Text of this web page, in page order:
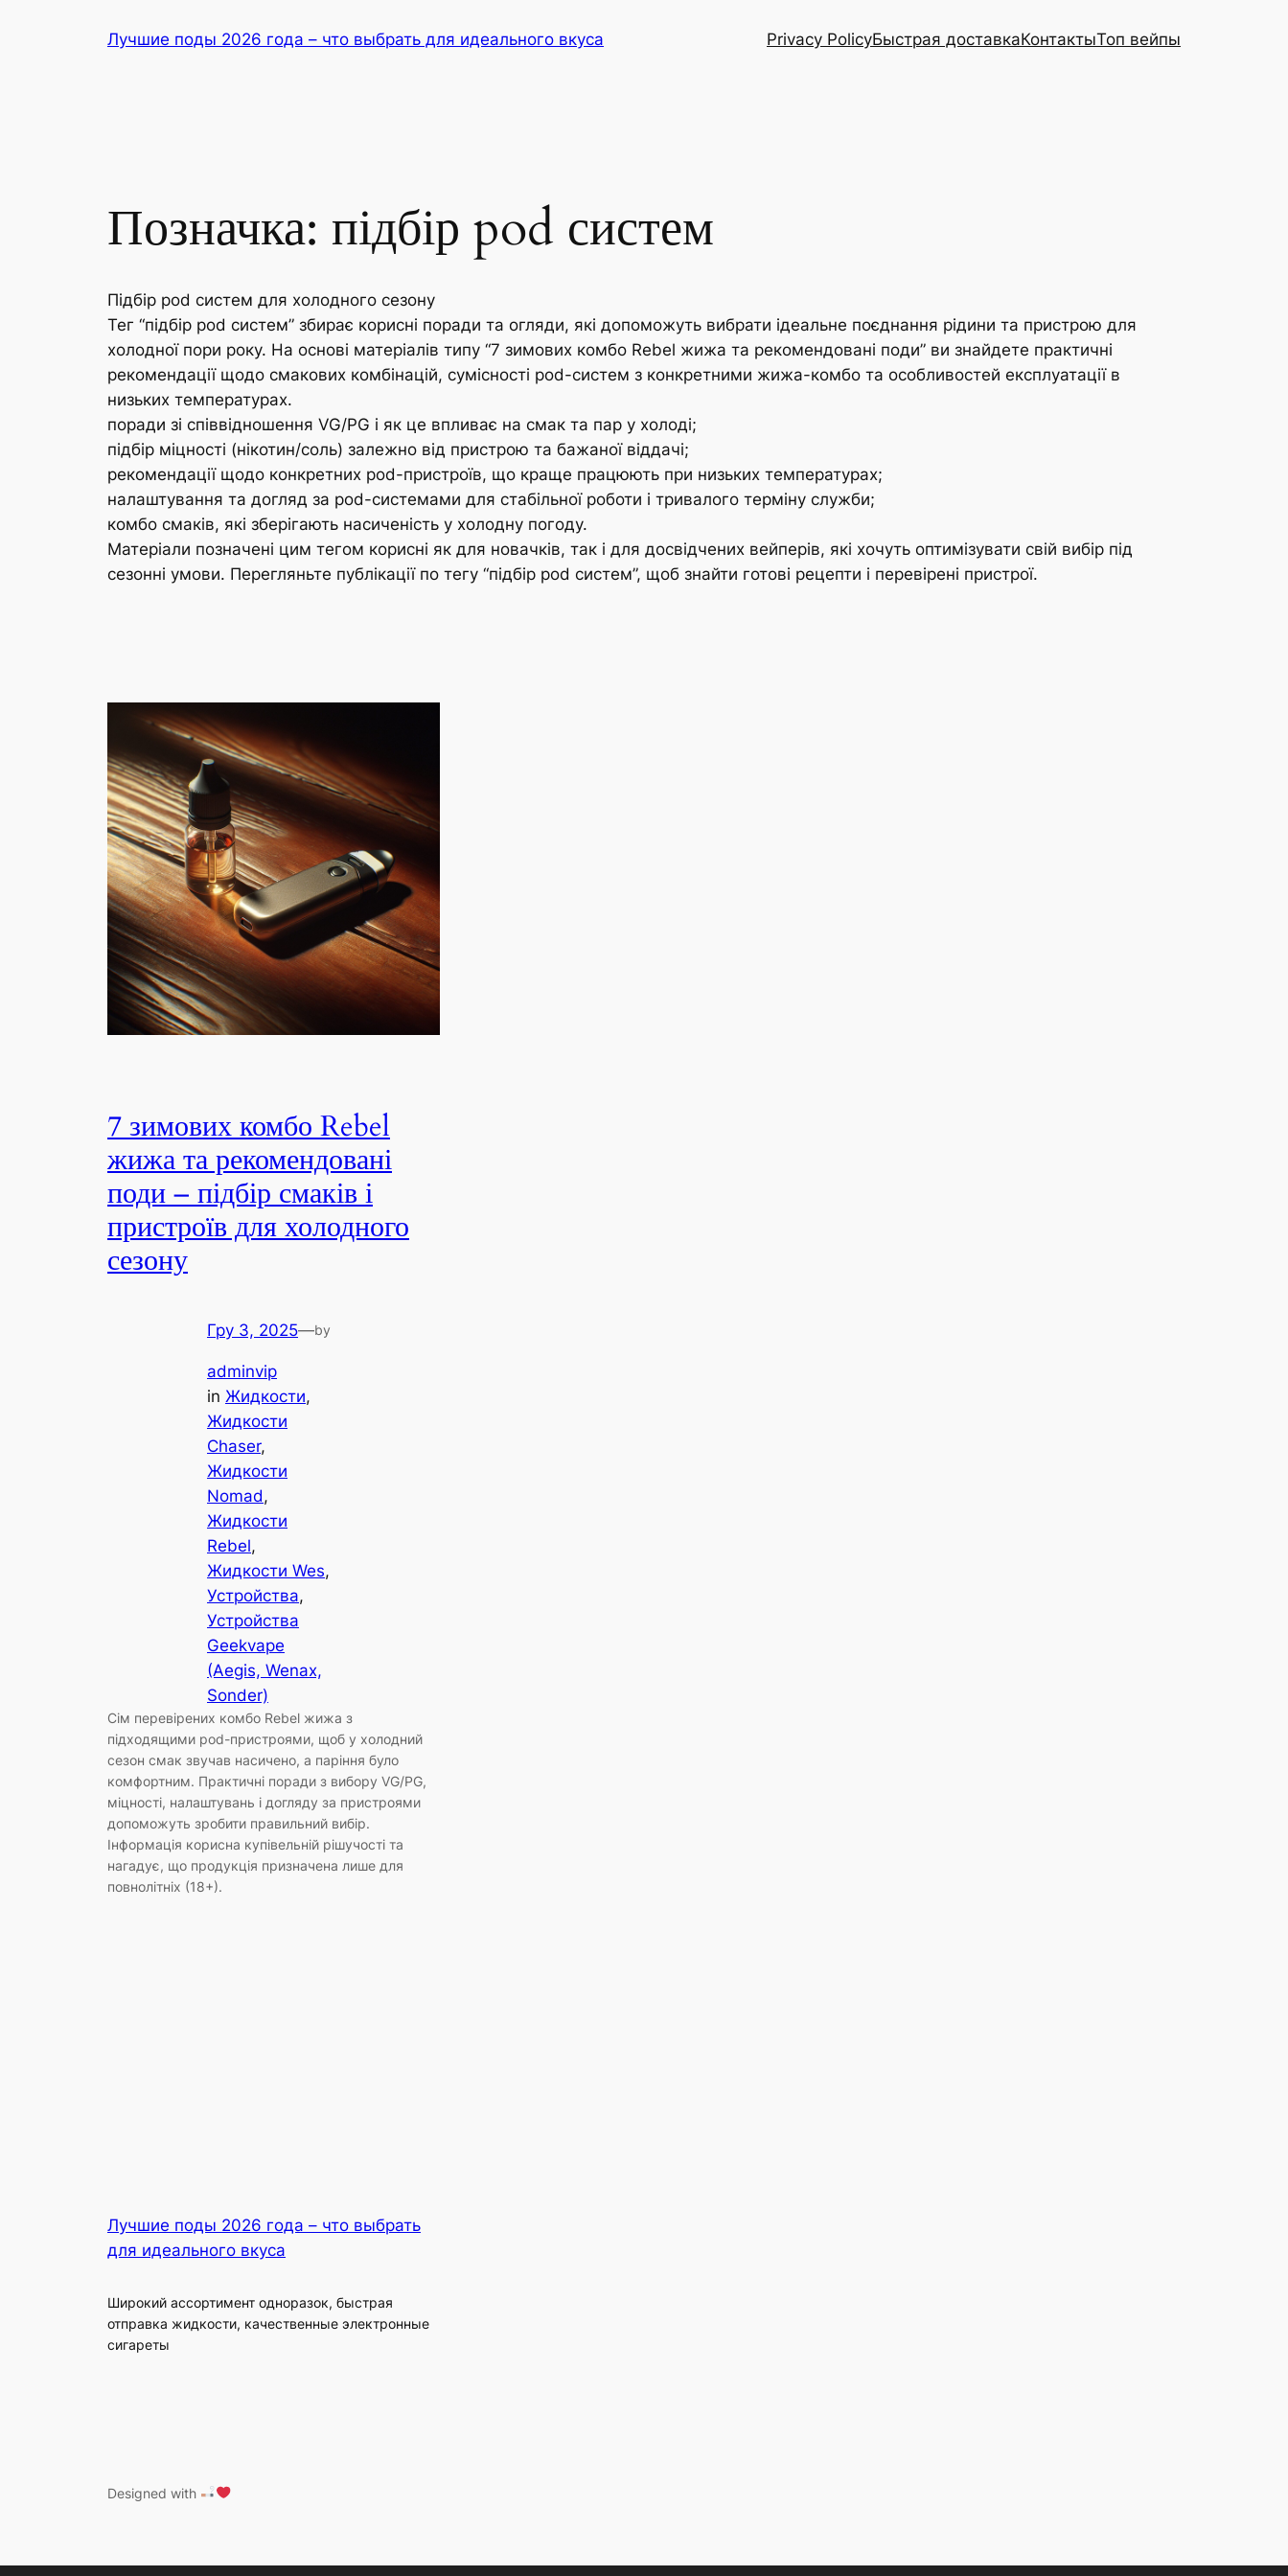
Лучшие поды 2026 года – что выбрать для идеального вкуса Privacy PolicyБыстрая доставкаКонтактыТоп вейпы
Позначка: підбір pod систем
Підбір pod систем для холодного сезону
Тег “підбір pod систем” збирає корисні поради та огляди, які допоможуть вибрати ідеальне поєднання рідини та пристрою для
холодної пори року. На основі матеріалів типу “7 зимових комбо Rebel жижа та рекомендовані поди” ви знайдете практичні
рекомендації щодо смакових комбінацій, сумісності pod-систем з конкретними жижа-комбо та особливостей експлуатації в
низьких температурах.
поради зі співвідношення VG/PG і як це впливає на смак та пар у холоді;
підбір міцності (нікотин/соль) залежно від пристрою та бажаної віддачі;
рекомендації щодо конкретних pod-пристроїв, що краще працюють при низьких температурах;
налаштування та догляд за pod-системами для стабільної роботи і тривалого терміну служби;
комбо смаків, які зберігають насиченість у холодну погоду.
Матеріали позначені цим тегом корисні як для новачків, так і для досвідчених вейперів, які хочуть оптимізувати свій вибір під
сезонні умови. Перегляньте публікації по тегу “підбір pod систем”, щоб знайти готові рецепти і перевірені пристрої.
7 зимових комбо Rebel
жижа та рекомендовані
поди – підбір смаків і
пристроїв для холодного
сезону
Гру 3, 2025—by
adminvip
in Жидкости
Жидкости
Chaser
Жидкости
Nomad
Жидкости
Rebel
Жидкости Wes
Устройства
Устройства
Geekvape
(Aegis, Wenax,
Sonder)
Сім перевірених комбо Rebel жижа з
підходящими pod-пристроями, щоб у холодний
сезон смак звучав насичено, а паріння було
комфортним. Практичні поради з вибору VG/PG,
міцності, налаштувань і догляду за пристроями
допоможуть зробити правильний вибір.
Інформація корисна купівельній рішучості та
нагадує, що продукція призначена лише для
повнолітніх (18+).
Лучшие поды 2026 года – что выбрать
для идеального вкуса
Широкий ассортимент одноразок, быстрая
отправка жидкости, качественные электронные
сигареты
Designed with